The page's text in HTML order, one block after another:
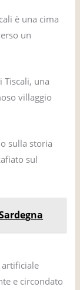
è una cima
un
una
villaggio
sulla storia
sul
artificiale
e circondato